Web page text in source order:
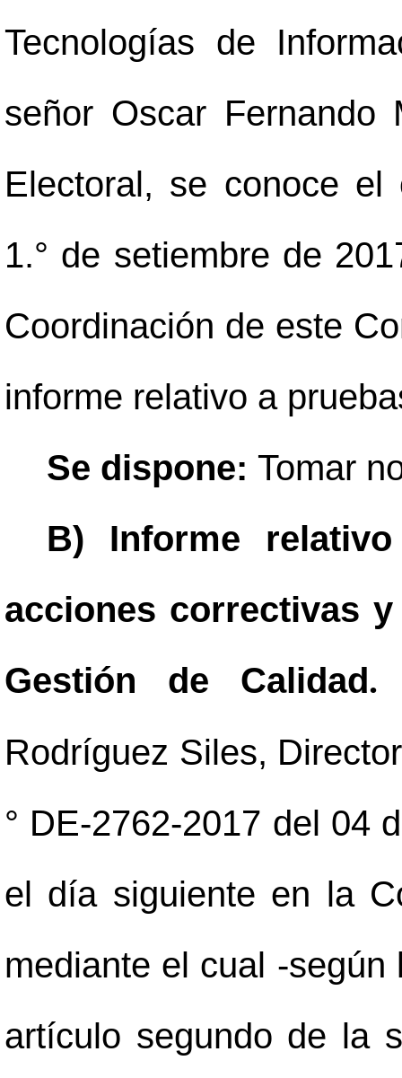
Tecnologías de
señor Oscar Fernando
Electoral, se conoce el
1.° de setiembre de
Coordinación de este
informe relativo a
Se dispone: Tomar
B) Informe
acciones correctivas
Gestión de Calidad.
Rodríguez Siles,
° DE-2762-2017 del 04
el día siguiente en la
mediante el cual -
artículo segundo de la